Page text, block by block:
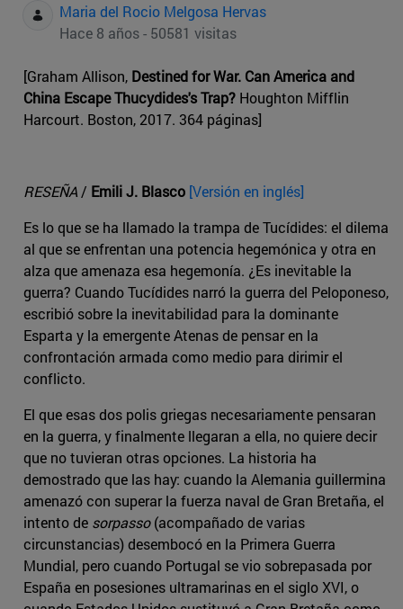
Maria del Rocio Melgosa Hervas
Hace 8 años - 50581 visitas
[Graham Allison, Destined for War. Can America and
China Escape Thucydides's Trap? Houghton Mifflin
Harcourt. Boston, 2017. 364 páginas]
RESEÑA / Emili J. Blasco [Versión en inglés]
Es lo que se ha llamado la trampa de Tucídides: el dilema
al que se enfrentan una potencia hegemónica y otra en
alza que amenaza esa hegemonía. ¿Es inevitable la
guerra? Cuando Tucídides narró la guerra del Peloponeso,
escribió sobre la inevitabilidad para la dominante
Esparta y la emergente Atenas de pensar en la
confrontación armada como medio para dirimir el
conflicto.
El que esas dos polis griegas necesariamente pensaran
en la guerra, y finalmente llegaran a ella, no quiere decir
que no tuvieran otras opciones. La historia ha
demostrado que las hay: cuando la Alemania guillermina
amenazó con superar la fuerza naval de Gran Bretaña, el
intento de sorpasso(acompañado de varias
circunstancias) desembocó en la Primera Guerra
Mundial, pero cuando Portugal se vio sobrepasada por
España en posesiones ultramarinas en el siglo XVI, o